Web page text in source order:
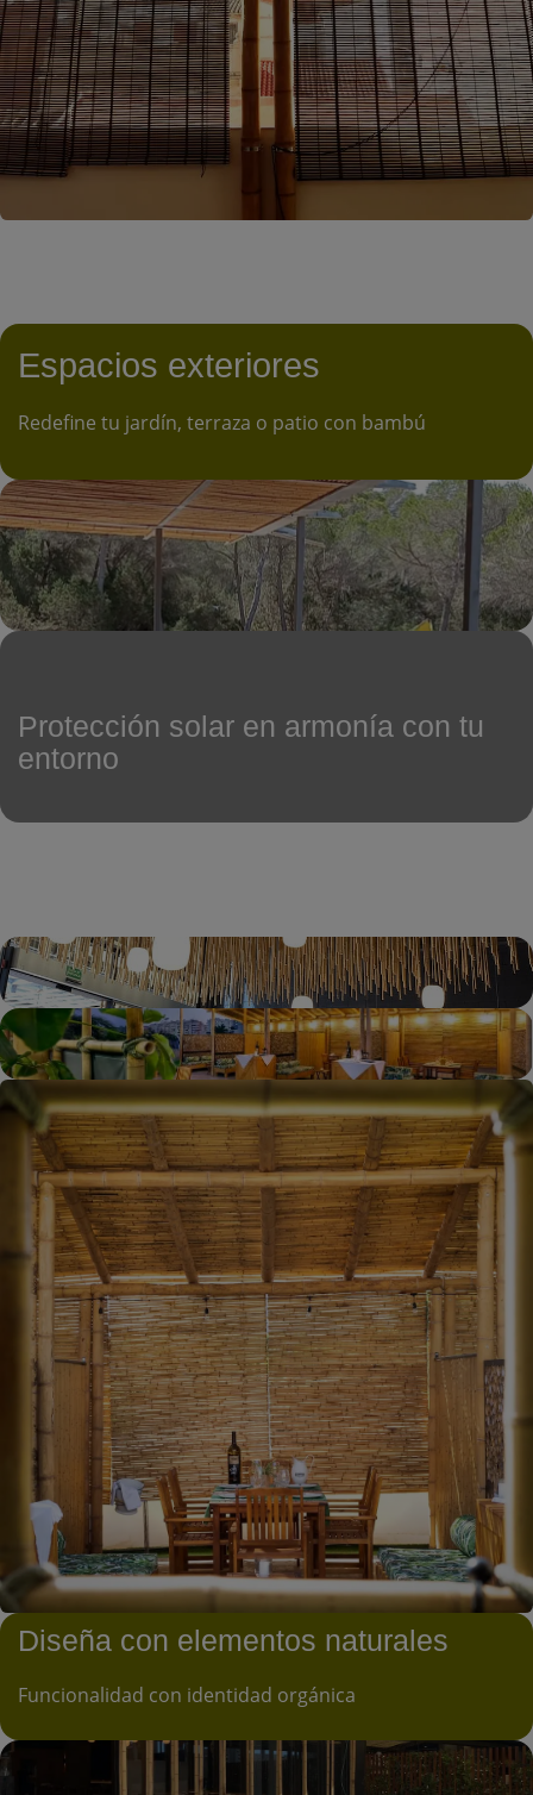
Espacios exteriores
Redefine tu jardín, terraza o patio con bambú
Protección solar en armonía con tu
entorno
Diseña con elementos naturales
Funcionalidad con identidad orgánica